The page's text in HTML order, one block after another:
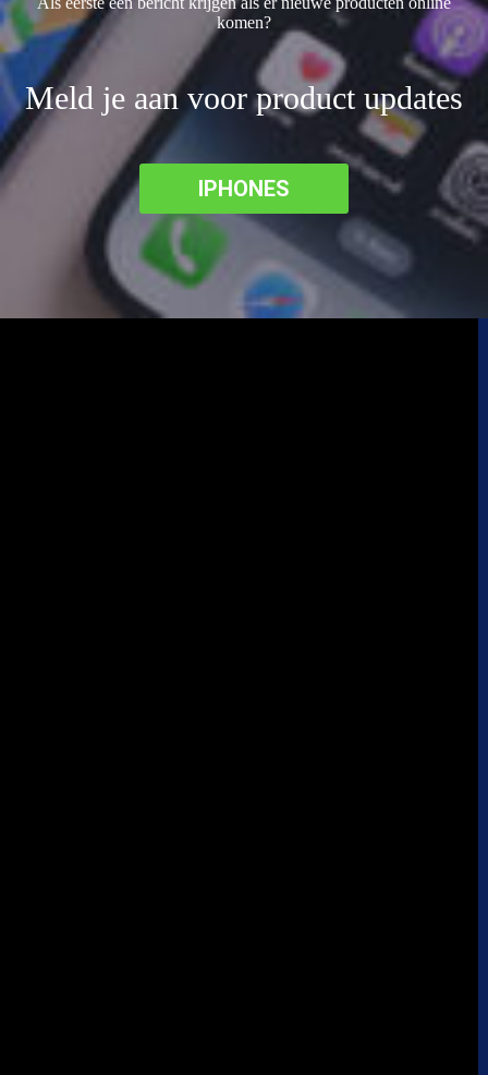
komen?
Meld je aan voor product updates
IPHONES